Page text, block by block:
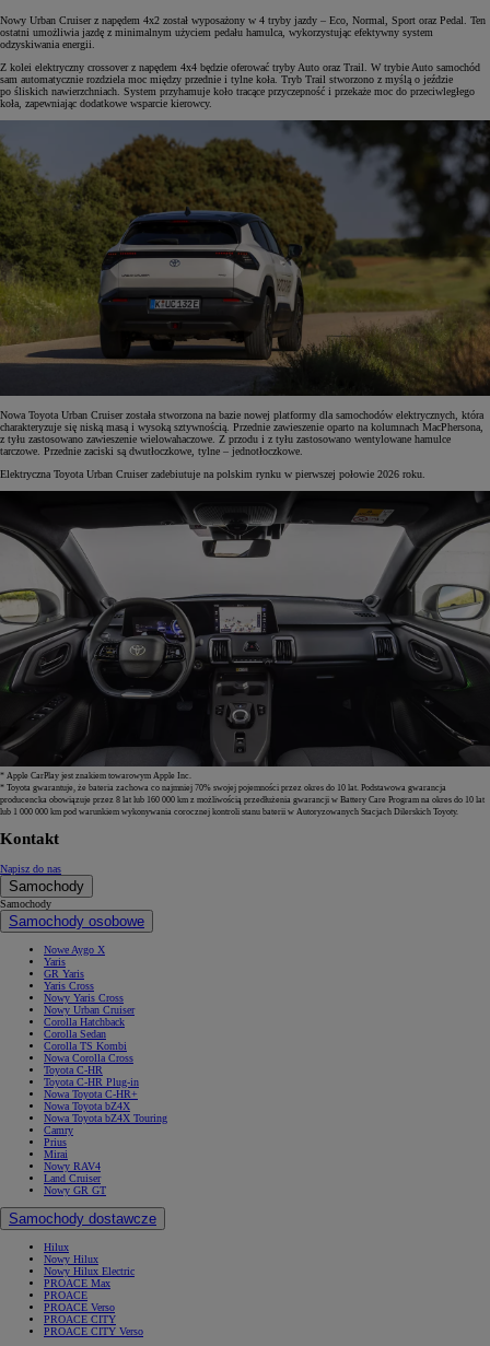
Nowy Urban Cruiser z napędem 4x2 został wyposażony w 4 tryby jazdy – Eco, Normal, Sport oraz Pedal. Ten
ostatni umożliwia jazdę z minimalnym użyciem pedału hamulca, wykorzystując efektywny system
odzyskiwania energii.
Z kolei elektryczny crossover z napędem 4x4 będzie oferować tryby Auto oraz Trail. W trybie Auto samochód
sam automatycznie rozdziela moc między przednie i tylne koła. Tryb Trail stworzono z myślą o jeździe
po śliskich nawierzchniach. System przyhamuje koło tracące przyczepność i przekaże moc do przeciwległego
koła, zapewniając dodatkowe wsparcie kierowcy.
Nowa Toyota Urban Cruiser została stworzona na bazie nowej platformy dla samochodów elektrycznych, która
charakteryzuje się niską masą i wysoką sztywnością. Przednie zawieszenie oparto na kolumnach MacPhersona,
z tyłu zastosowano zawieszenie wielowahaczowe. Z przodu i z tyłu zastosowano wentylowane hamulce
tarczowe. Przednie zaciski są dwutłoczkowe, tylne – jednotłoczkowe.
Elektryczna Toyota Urban Cruiser zadebiutuje na polskim rynku w pierwszej połowie 2026 roku.
* Apple CarPlay jest znakiem towarowym Apple Inc.
* Toyota gwarantuje, że bateria zachowa co najmniej 70% swojej pojemności przez okres do 10 lat. Podstawowa gwarancja
producencka obowiązuje przez 8 lat lub 160 000 km z możliwością przedłużenia gwarancji w Battery Care Program na okres do 10 lat
lub 1 000 000 km pod warunkiem wykonywania corocznej kontroli stanu baterii w Autoryzowanych Stacjach Dilerskich Toyoty.
Kontakt
Napisz do nas
Samochody
Samochody
Samochody osobowe
Nowe Aygo X
Yaris
GR Yaris
Yaris Cross
Nowy Yaris Cross
Nowy Urban Cruiser
Corolla Hatchback
Corolla Sedan
Corolla TS Kombi
Nowa Corolla Cross
Toyota C-HR
Toyota C-HR Plug-in
Nowa Toyota C-HR+
Nowa Toyota bZ4X
Nowa Toyota bZ4X Touring
Camry
Prius
Mirai
Nowy RAV4
Land Cruiser
Nowy GR GT
Samochody dostawcze
Hilux
Nowy Hilux
Nowy Hilux Electric
PROACE Max
PROACE
PROACE Verso
PROACE CITY
PROACE CITY Verso